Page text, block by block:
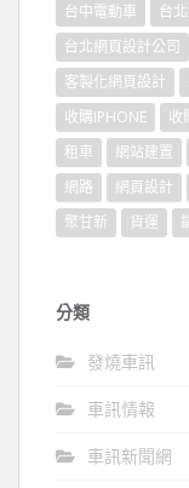
台中電動車
台
台北網頁設計公司
客製化網頁設計
收購IPHONE
收
租車
網站建置
網路
網頁設計
聚甘新
貨運
分類
發燒車訊
車訊情報
車訊新聞網